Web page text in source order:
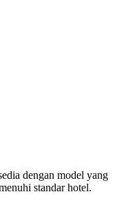
dengan model yang
standar hotel.